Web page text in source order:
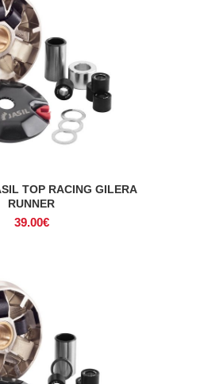
ADICIONAR
TOP RACING GILERA
RUNNER
39.00€